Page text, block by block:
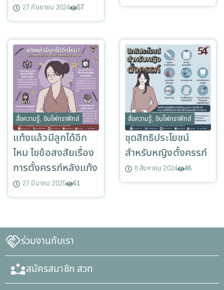
27 กันยายน 2024 57
สื่อความรู้, อินโฟกราฟิกส์
แท้งเเล้วมีลูกได้อีก
ไหม ไขข้อสงสัยเรื่อง
การตั้งครรภ์หลังเเท้ง
27 มีนาคม 2025 61
สื่อความรู้, อินโฟกราฟิกส์
ชุดสิทธิประโยชน์
สำหรับหญิงตั้งครรภ์
8 สิงหาคม 2024 46
ร่วมงานกับเรา
สมัครสมาชิก สวท